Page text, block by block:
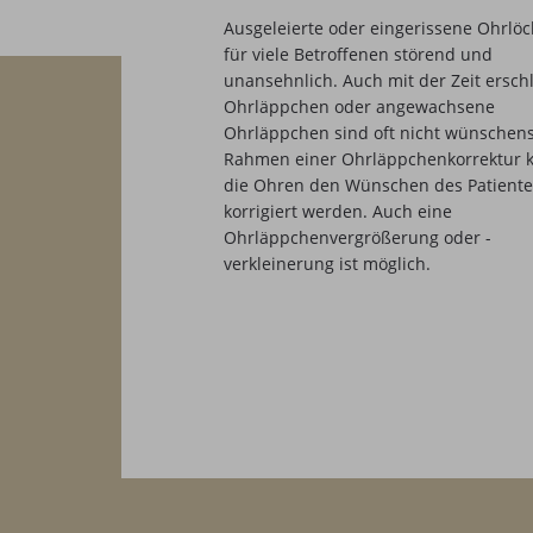
Ausgeleierte oder eingerissene
für viele Betroffenen störend und
unansehnlich. Auch mit der Zeit
Ohrläppchen oder angewachsene
Ohrläppchen sind oft nicht
Rahmen einer Ohrläppchenkorrektur
die Ohren den Wünschen des
korrigiert werden. Auch eine
Ohrläppchenvergrößerung oder -
verkleinerung ist möglich.